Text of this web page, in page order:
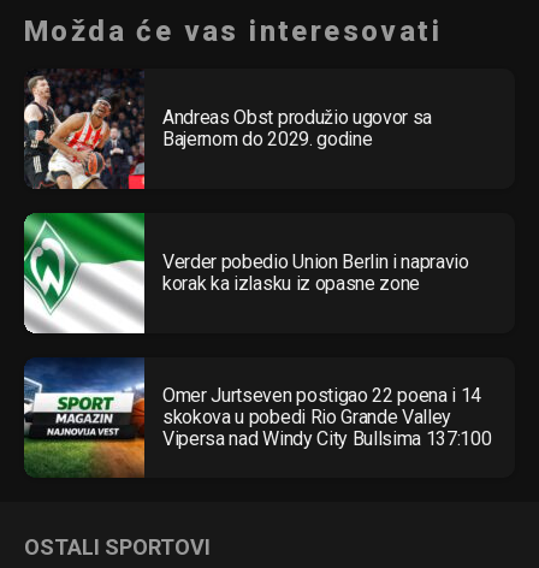
Možda će vas interesovati
Andreas Obst produžio ugovor sa
Bajernom do 2029. godine
Verder pobedio Union Berlin i napravio
korak ka izlasku iz opasne zone
Omer Jurtseven postigao 22 poena i 14
skokova u pobedi Rio Grande Valley
Vipersa nad Windy City Bullsima 137:100
OSTALI SPORTOVI